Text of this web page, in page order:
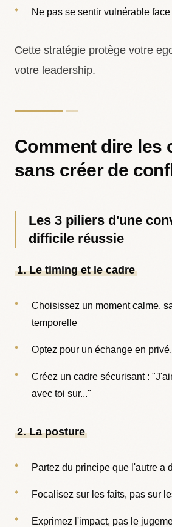
Ne pas se sentir vulnérable
Cette stratégie protège votre
votre leadership.
Comment dire les
sans créer de
Les 3 piliers d'une
difficile réussie
1. Le timing et le cadre
Choisissez un moment calme,
temporelle
Optez pour un échange en
Créez un cadre sécurisant :
avec toi sur..."
2. La posture
Partez du principe que l'autre a
Focalisez sur les faits, pas sur
Exprimez l'impact, pas le